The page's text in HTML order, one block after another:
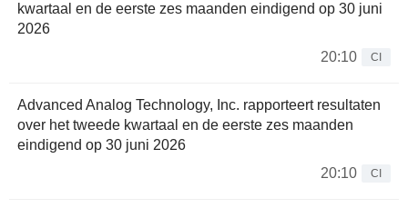
kwartaal en de eerste zes maanden eindigend op 30 juni
2026
20:10
CI
Advanced Analog Technology, Inc. rapporteert resultaten
over het tweede kwartaal en de eerste zes maanden
eindigend op 30 juni 2026
20:10
CI